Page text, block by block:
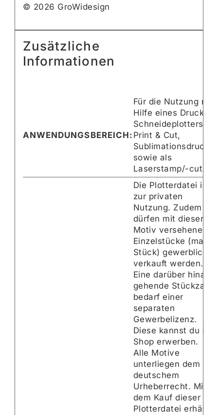
© 2026 GroWidesign
Zusätzliche
Informationen
ANWENDUNGSBEREICH:
Für die Nutzung mit
Hilfe eines
Schneideplotters
Print & Cut,
Sublimationsdruck
sowie als
Laserstamp/-cut.
Die Plotterdatei ist
zur privaten
Nutzung. Zudem
dürfen mit diesem
Motiv versehene
Einzelstücke (max.
Stück) gewerblich
verkauft werden.
Eine darüber hinaus
gehende Stückzahl
bedarf einer
separaten
Gewerbelizenz.
Diese kannst du im
Shop erwerben.
Alle Motive
unterliegen dem
deutschem
Urheberrecht. Mit
dem Kauf dieser
Plotterdatei erhältst